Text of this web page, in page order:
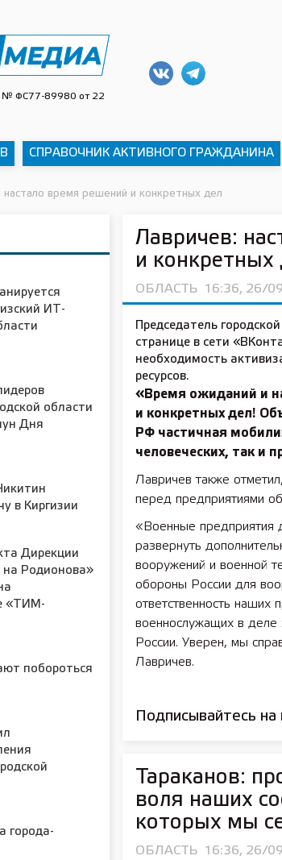
№ ФС77-89980 от 22
СПРАВОЧНИК АКТИВНОГО ГРАЖДАНИНА
настало время решений и конкретных дел
ИТ-
области
Дня
в Киргизии
Дирекции
на Родионова»
«ТИМ-
побороться
города-
Лавричев:
и конкретных
ОБЛАСТЬ 16:36, 26/
Председатель
странице в сети
необходимость
ресурсов.
«Время ожиданий и
и конкретных дел!
РФ частичная
человеческих, так и
Лавричев также
перед предприятиями
«Военные предприятия
развернуть
вооружений и военной
обороны России для
ответственность наших
военнослужащих в деле
России. Уверен, мы
Лавричев.
Подписывайтесь на
Тараканов:
воля наших
которых мы
ОБЛАСТЬ 16:36, 26/
2025 11 01 Сельское